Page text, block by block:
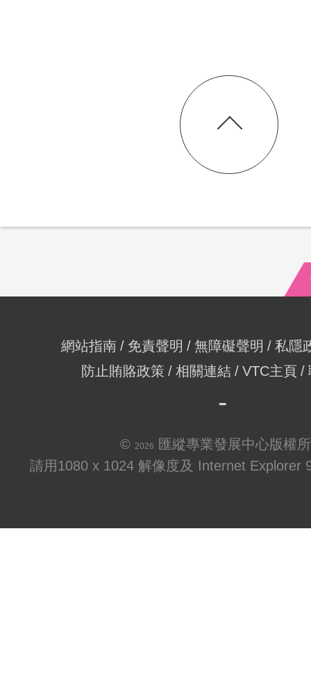
網站指南 免責聲明 無障礙聲明
私隱
防止賄賂政策
相關連結 VTC主頁
© 2026
匯縱專業發展中心版權
請用1080 x 1024 解像度及 Internet Explorer